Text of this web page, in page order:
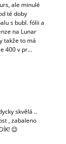
ale minulé
té doby
s bubl. fólii a
na Lunar
takže to má
400 v pr...
skvělá ..
, zabaleno
😉